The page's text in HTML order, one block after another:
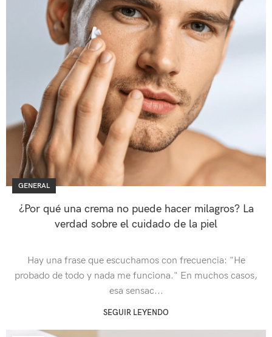
GENERAL
¿Por qué una crema no puede hacer milagros? La
verdad sobre el cuidado de la piel
Hay una frase que escuchamos con frecuencia: "He
probado de todo y nada me funciona." En muchos casos,
esa sensac...
SEGUIR LEYENDO